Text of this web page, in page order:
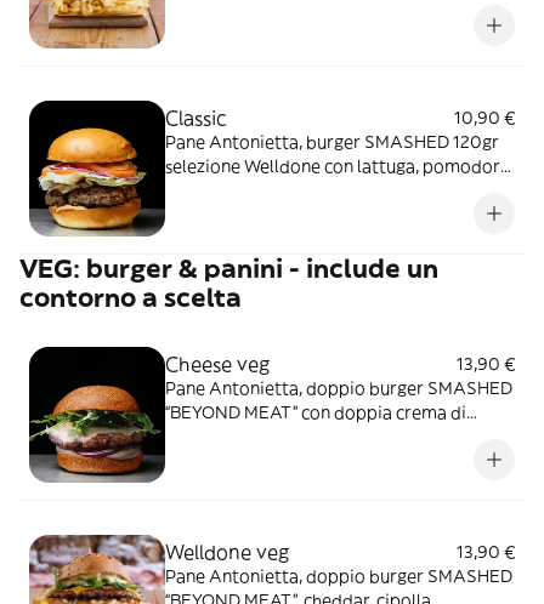
Classic
10,90 €
Pane Antonietta, burger SMASHED 120gr
selezione Welldone con lattuga, pomodoro,
VEG: burger & panini - include un
contorno a scelta
Cheese veg
13,90 €
Pane Antonietta, doppio burger SMASHED
“BEYOND MEAT” con doppia crema di
Welldone veg
13,90 €
Pane Antonietta, doppio burger SMASHED